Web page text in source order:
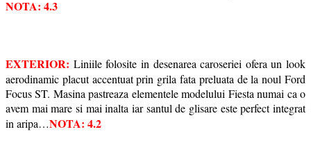
NOTA: 4.3
EXTERIOR: Liniile folosite in desenarea caroseriei ofera un look
aerodinamic placut accentuat prin grila fata preluata de la noul Ford
Focus ST. Masina pastreaza elementele modelului Fiesta numai ca o
avem mai mare si mai inalta iar santul de glisare este perfect integrat
in aripa…NOTA: 4.2